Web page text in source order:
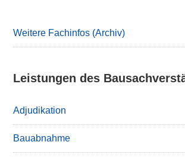
Weitere Fachinfos (Archiv)
Leistungen des
Adjudikation
Bauabnahme